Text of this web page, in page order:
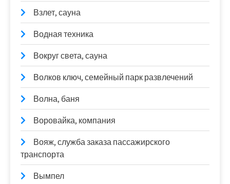
Взлет, сауна
Водная техника
Вокруг света, сауна
Волков ключ, семейный парк развлечений
Волна, баня
Воровайка, компания
Вояж, служба заказа пассажирского
транспорта
Вымпел